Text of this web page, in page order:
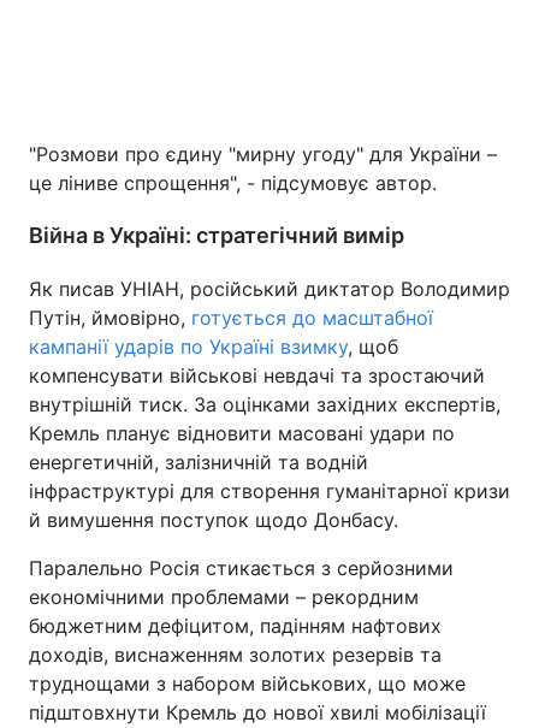
"Розмови про єдину "мирну угоду" для України –
це ліниве спрощення", - підсумовує автор.
Війна в Україні: стратегічний вимір
Як писав УНІАН, російський диктатор Володимир
Путін, ймовірно, готується до масштабної
кампанії ударів по Україні взимку, щоб
компенсувати військові невдачі та зростаючий
внутрішній тиск. За оцінками західних експертів,
Кремль планує відновити масовані удари по
енергетичній, залізничній та водній
інфраструктурі для створення гуманітарної кризи
й вимушення поступок щодо Донбасу.
Паралельно Росія стикається з серйозними
економічними проблемами – рекордним
бюджетним дефіцитом, падінням нафтових
доходів, виснаженням золотих резервів та
труднощами з набором військових, що може
підштовхнути Кремль до нової хвилі мобілізації